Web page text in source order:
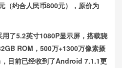
（约合人民币800元），原价为
了5.2英寸1080P显示屏，搭载骁
ROM，500万+1300万像素摄
目前已经收到了Android 7.1.1更